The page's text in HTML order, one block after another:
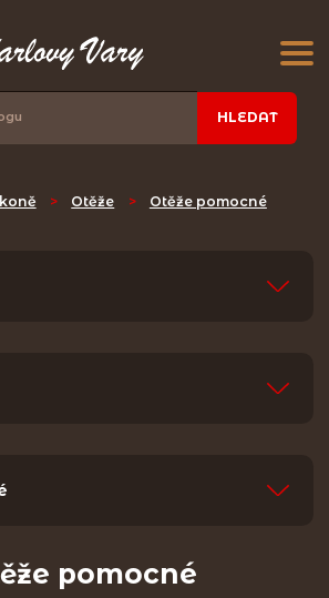
HLEDAT
> Otěže > Otěže pomocné
pomocné